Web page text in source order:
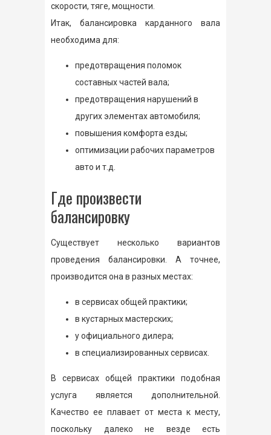
скорости, тяге, мощности.
Итак, балансировка карданного вала
необходима для:
предотвращения поломок
составных частей вала;
предотвращения нарушений в
других элементах автомобиля;
повышения комфорта езды;
оптимизации рабочих параметров
авто и т.д.
Где произвести
балансировку
Существует несколько вариантов
проведения балансировки. А точнее,
производится она в разных местах:
в сервисах общей практики;
в кустарных мастерских;
у официального дилера;
в специализированных сервисах.
В сервисах общей практики подобная
услуга является дополнительной.
Качество ее плавает от места к месту,
поскольку далеко не везде есть